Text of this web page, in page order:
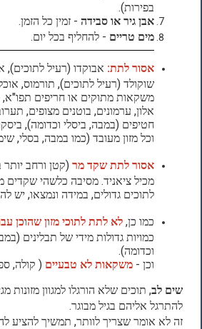
בפירות).
אבן גיר או סבידה - זמין כל הזמן.
מים טריים - להחליף בכל יום.
אסור לתת: אבוקדו (רעיל לתוכים),
שוקולד (רעיל לתוכים), תורמוס,
משקאות מתוקים או חריפים תפו"א,
אלון, ערמונים, בוטנים מצופים,
חטיפים (במבה, ביסלי וכדומה),
וכל מזון מעובד (כמו במבה, בסלי,
אסור לתת שקד מר (קטן ורחב
מכיל ציאניד. מסיבה כלשהי שקדים
לתוכים גדולים, במידה ונמצאו, יש
כמו כן, לא לתת לתוכי מזון שהוכן
כמויות גדולות מידי של תבלינים
וכדומה).
וכן - משקאות לא טבעיים ( קולה,
שים לב, תוכים שלא הורגלו למגוון מזונות
להתרגל אליהם בגיל מבוגר.
זה לא אומר שצריך לוותר, תמשיך להציע